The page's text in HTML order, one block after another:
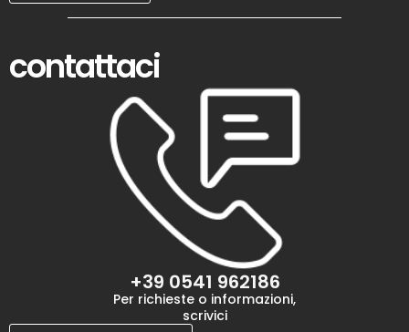
contattaci
+39 0541 962186
Per richieste o informazioni,
scrivici